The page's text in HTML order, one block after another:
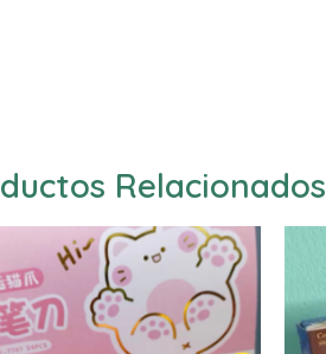
Relacionados